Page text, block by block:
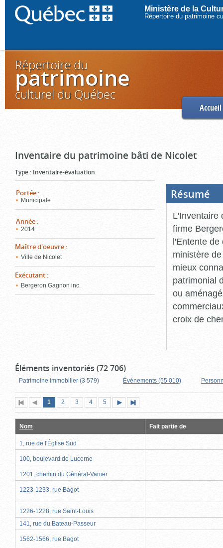
Ministère de la
Répertoire du patrimoine
Répertoire du
patrimoine
culturel du Québec
Accueil
Inventaire du patrimoine bâti de Nicolet
Type : Inventaire-évaluation
Portée :
Municipale
Année :
2014
Maître d'oeuvre :
Ville de Nicolet
Exécutant :
Bergeron Gagnon inc.
Résumé
L'Inventaire
firme
l'Entente de
ministère
mieux
patrimonial
ou
croix de
Éléments inventoriés (72 706)
Patrimoine immobilier (3 579) Événements (55 010)
Première
page
Page
précédente
Page
1 (page
actuelle)
Page
2 Page
3 Page
4 Page
5
suivante
page
Nom Fait partie de
1, rue de l'Église Sud
100, boulevard de Lucerne
1201, chemin du Général-Vanier
1223-1233, rue Bagot
1226-1228, rue Saint-Louis
141, rue du Bateau-Passeur
1562-1566, rue Bagot